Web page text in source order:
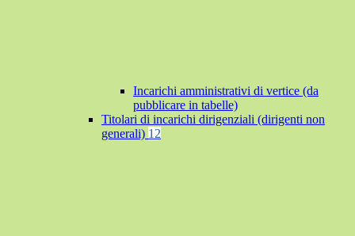
Incarichi amministrativi di vertice (da
pubblicare in tabelle)
Titolari di incarichi dirigenziali (dirigenti non
generali) 12